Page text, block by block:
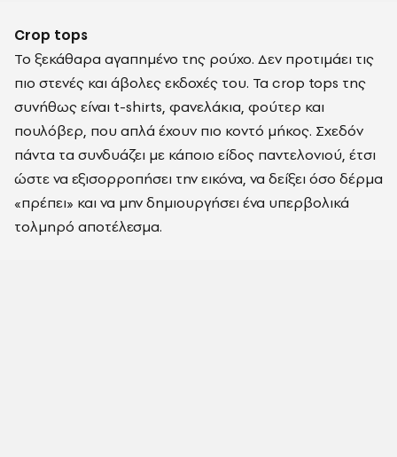
Crop tops
Το ξεκάθαρα αγαπημένο της ρούχο. Δεν προτιμάει τις
πιο στενές και άβολες εκδοχές του. Τα crop tops της
συνήθως είναι t-shirts, φανελάκια, φούτερ και
πουλόβερ, που απλά έχουν πιο κοντό μήκος. Σχεδόν
πάντα τα συνδυάζει με κάποιο είδος παντελονιού, έτσι
ώστε να εξισορροπήσει την εικόνα, να δείξει όσο δέρμα
«πρέπει» και να μην δημιουργήσει ένα υπερβολικά
τολμηρό αποτέλεσμα.